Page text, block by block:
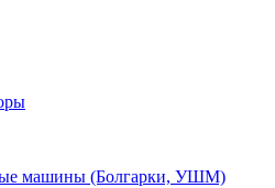
машины (Болгарки, УШМ)